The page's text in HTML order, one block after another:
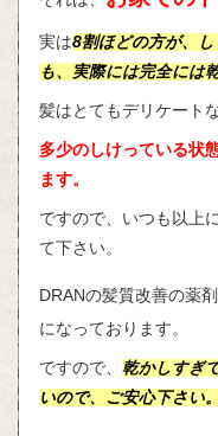
実は8割ほどの方が、
も、実際には完全には
髪はとてもデリケート
多少のしけっている状
ます。
ですので、いつも以上
て下さい。
DRANの髪質改善の薬剤
になっております。
ですので、 乾かしすぎ
いので、ご安心下さい。